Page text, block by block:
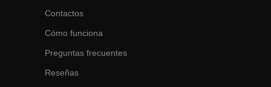
Contactos
Cómo funciona
Preguntas frecuentes
Reseñas